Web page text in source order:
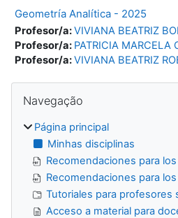
Geometría Analítica - 2025
Profesor/a:VIVIANA BEATRIZ
Profesor/a: PATRICIA MARCELA
Profesor/a:VIVIANA BEATRIZ
Blocos
Navegação
Página principal
Minhas disciplinas
Recomendaciones para
Recomendaciones para
Tutoriales para profesores
Acceso a material para